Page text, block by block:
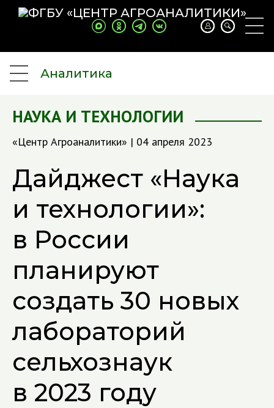
Аналитика
НАУКА И ТЕХНОЛОГИИ
«Центр Агроаналитики» | 04 апреля 2023
Дайджест «Наука
и технологии»:
в России
планируют
создать 30 новых
лабораторий
сельхознаук
в 2023 году